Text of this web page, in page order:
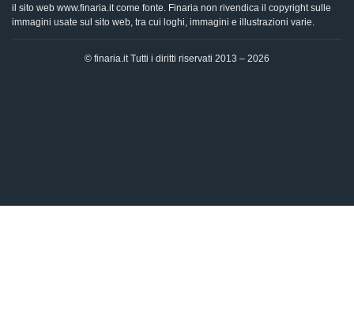
il sito web www.finaria.it come fonte. Finaria non rivendica il copyright sulle
immagini usate sul sito web, tra cui loghi, immagini e illustrazioni varie.
© finaria.it Tutti i diritti riservati 2013 – 2026